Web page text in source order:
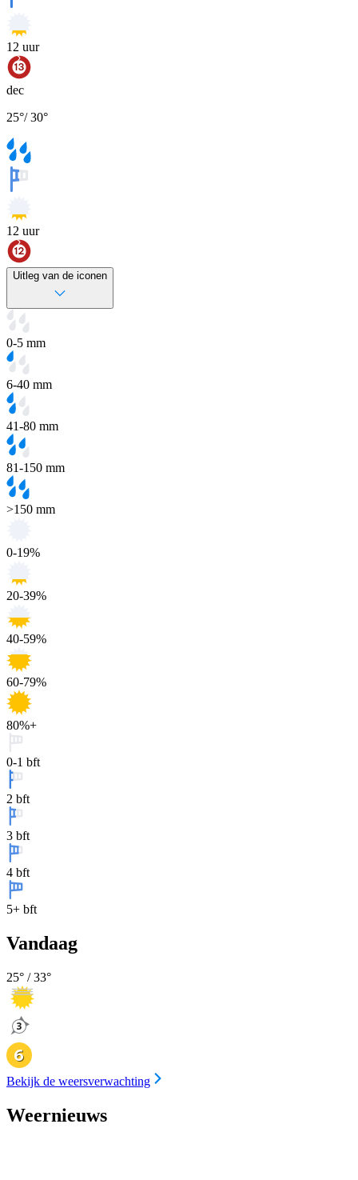
12 uur
dec
25°/30°
12 uur
Uitleg van de iconen
0-5 mm
6-40 mm
41-80 mm
81-150 mm
>150 mm
0-19%
20-39%
40-59%
60-79%
80%+
0-1 bft
2 bft
3 bft
4 bft
5+ bft
Vandaag
25° /33°
Bekijk de weersverwachting
Weernieuws